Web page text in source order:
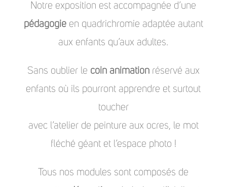
Notre exposition est accompagnée d’une
pédagogieen quadrichromie adaptée autant
aux enfants qu’aux adultes.
Sans oublier le coin animationréservé aux
enfants où ils pourront apprendre et surtout
toucher
avec l’atelier de peinture aux ocres, le mot
fléché géant et l’espace photo !
Tous nos modules sont composés de